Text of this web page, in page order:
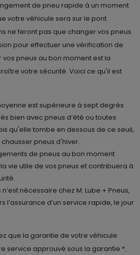
de pneu rapide à un moment
votre véhicule sera sur le pont
ne feront pas que changer vos pneus
pour effectuer une vérification de
pneus au bon moment est la
votre sécurité. Voici ce qu'il est
est supérieure à sept degrés
bien avec pneus d’été ou toutes
qu'elle tombe en dessous de ce seuil,
pneus d'hiver.
de pneus au bon moment
vie utile de vos pneus et contribuera à
nécessaire chez M. Lube + Pneus,
l’assurance d’un service rapide, le jour
que la garantie de votre véhicule
service approuvé sous la garantie *.